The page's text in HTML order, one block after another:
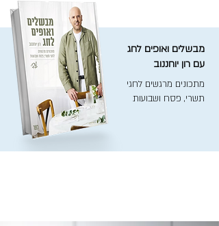
מבשלים ואופים לחג
עם רון יוחננוב
מתכונים מרגשים לחגי
תשרי, פסח ושבועות